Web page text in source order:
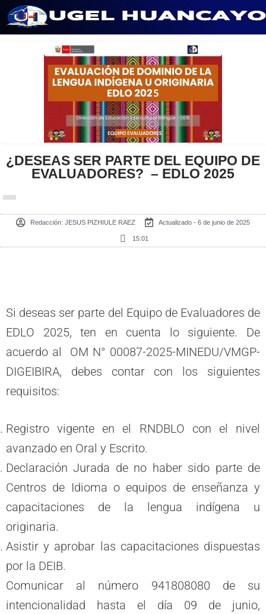
¿DESEAS SER PARTE DEL EQUIPO DE
EVALUADORES? – EDLO 2025
Redacción: JESUS PIZHIULE RAEZ Actualizado - 6 de junio de 2025
15:01
Si deseas ser parte del Equipo de Evaluadores de
EDLO 2025, ten en cuenta lo siguiente. De
acuerdo al OM N° 00087-2025-MINEDU/VMGP-
DIGEIBIRA, debes contar con los siguientes
requisitos:
Registro vigente en el RNDBLO con el nivel
avanzado en Oral y Escrito.
Declaración Jurada de no haber sido parte de
Centros de Idioma o equipos de enseñanza y
capacitaciones de la lengua indígena u
originaria.
Asistir y aprobar las capacitaciones dispuestas
por la DEIB.
Comunicar al número 941808080 de su
intencionalidad hasta el día 09 de junio,